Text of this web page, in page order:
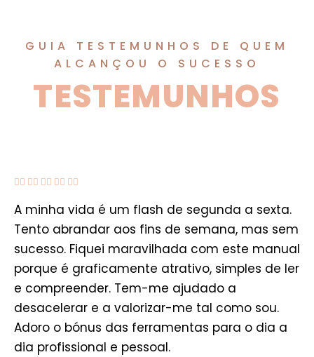
GUIA TESTEMUNHOS DE QUEM
ALCANÇOU O SUCESSO
TESTEMUNHOS
    
A minha vida é um flash de segunda a sexta.
Tento abrandar aos fins de semana, mas sem
sucesso. Fiquei maravilhada com este manual
porque é graficamente atrativo, simples de ler
e compreender. Tem-me ajudado a
desacelerar e a valorizar-me tal como sou.
Adoro o bónus das ferramentas para o dia a
dia profissional e pessoal.